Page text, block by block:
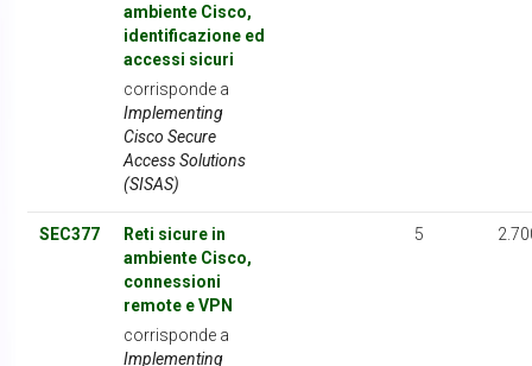
ambiente Cisco,
identificazione ed
accessi sicuri
corrisponde a
Implementing
Cisco Secure
Access Solutions
(SISAS)
SEC377
Reti sicure in
ambiente Cisco,
connessioni
remote e VPN
corrisponde a
Implementing
5